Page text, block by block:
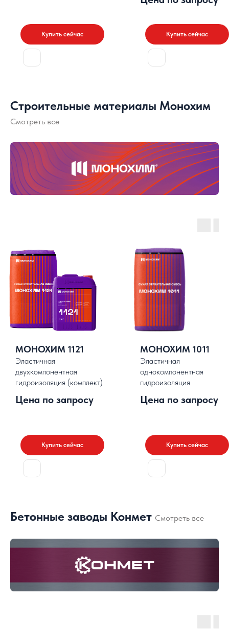
Купить сейчас Купить сейчас
Строительные материалы Монохим
Смотреть все
МОНОХИМ 1121
Эластичная
двухкомпонентная
гидроизоляция (комплект)
Цена по запросу
Купить сейчас
МОНОХИМ 1011
Эластичная
однокомпонентная
гидроизоляция
Цена по запросу
Купить сейчас
Бетонные заводы Конмет Смотреть все